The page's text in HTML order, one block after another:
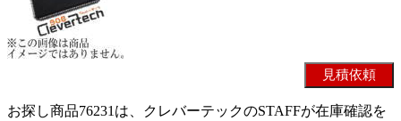
お探し商品76231は、クレバーテックのSTAFFが在庫確認を